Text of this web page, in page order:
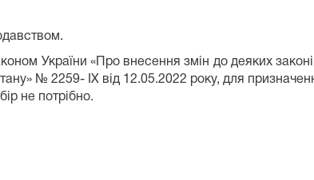
України «Про внесення змін до деяких
№ 2259- ІХ від 12.05.2022 року, для
не потрібно.